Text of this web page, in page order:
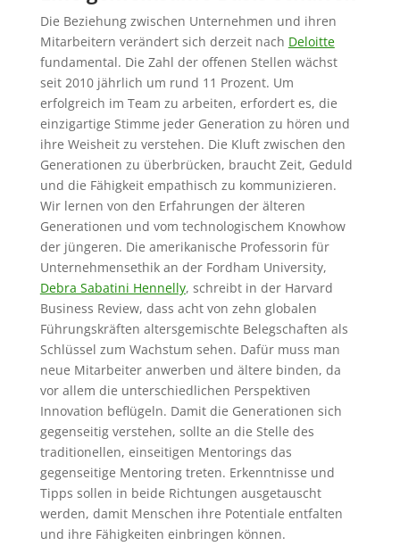
Die Beziehung zwischen Unternehmen und ihren
Mitarbeitern verändert sich derzeit nach Deloitte
fundamental. Die Zahl der offenen Stellen wächst
seit 2010 jährlich um rund 11 Prozent. Um
erfolgreich im Team zu arbeiten, erfordert es, die
einzigartige Stimme jeder Generation zu hören und
ihre Weisheit zu verstehen. Die Kluft zwischen den
Generationen zu überbrücken, braucht Zeit, Geduld
und die Fähigkeit empathisch zu kommunizieren.
Wir lernen von den Erfahrungen der älteren
Generationen und vom technologischem Knowhow
der jüngeren. Die amerikanische Professorin für
Unternehmensethik an der Fordham University,
Debra Sabatini Hennelly, schreibt in der Harvard
Business Review, dass acht von zehn globalen
Führungskräften altersgemischte Belegschaften als
Schlüssel zum Wachstum sehen. Dafür muss man
neue Mitarbeiter anwerben und ältere binden, da
vor allem die unterschiedlichen Perspektiven
Innovation beflügeln. Damit die Generationen sich
gegenseitig verstehen, sollte an die Stelle des
traditionellen, einseitigen Mentorings das
gegenseitige Mentoring treten. Erkenntnisse und
Tipps sollen in beide Richtungen ausgetauscht
werden, damit Menschen ihre Potentiale entfalten
und ihre Fähigkeiten einbringen können.